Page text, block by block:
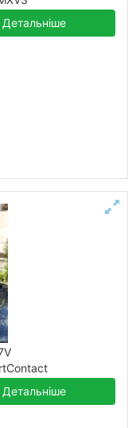
Детальніше
Детальніше